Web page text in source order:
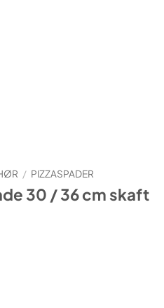
/ PIZZASPADER
30 / 36 cm skaft